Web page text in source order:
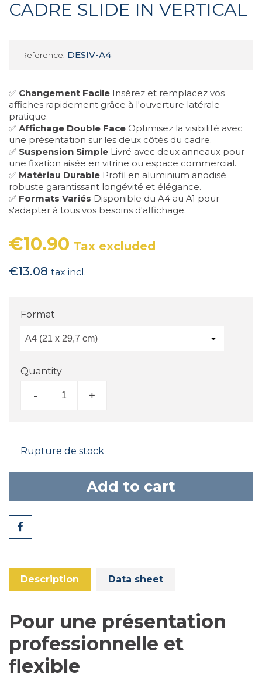
CADRE SLIDE IN VERTICAL
Reference: DESIV-A4
✅ Changement Facile Insérez et remplacez vos
affiches rapidement grâce à l'ouverture latérale
pratique.
✅ Affichage Double Face Optimisez la visibilité avec
une présentation sur les deux côtés du cadre.
✅ Suspension Simple Livré avec deux anneaux pour
une fixation aisée en vitrine ou espace commercial.
✅ Matériau Durable Profil en aluminium anodisé
robuste garantissant longévité et élégance.
✅ Formats Variés Disponible du A4 au A1 pour
s'adapter à tous vos besoins d'affichage.
€10.90 Tax excluded
€13.08 tax incl.
Format
Quantity
- +
Rupture de stock
Add to cart
Share
Description Data sheet
Pour une présentation
professionnelle et
flexible